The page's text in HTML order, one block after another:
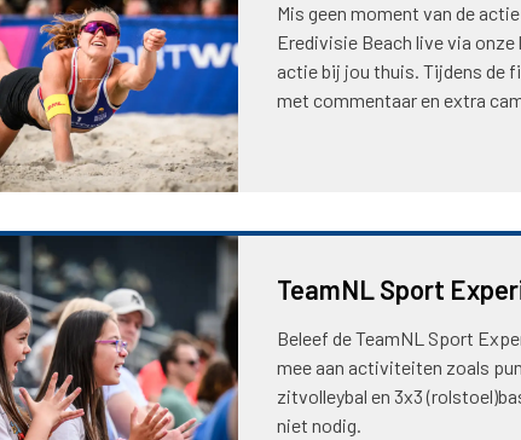
Mis geen moment van de
Eredivisie Beach live via
actie bij jou thuis. Tijdens de
met commentaar en extra
TeamNL Sport
Beleef de TeamNL Sport
mee aan activiteiten zoals
zitvolleybal en 3x3
niet nodig.